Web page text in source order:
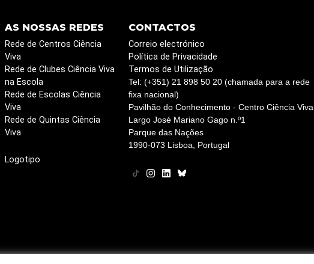
AS NOSSAS REDES
Rede de Centros Ciência
Viva
Rede de Clubes Ciência Viva
na Escola
Rede de Escolas Ciência
Viva
Rede de Quintas Ciência
Viva
Logotipo
CONTACTOS
Correio electrónico
Política de Privacidade
Termos de Utilização
Tel: (+351) 21 898 50 20 (chamada para a rede
fixa nacional)
Pavilhão do Conhecimento - Centro Ciência Viva
Largo José Mariano Gago n.º1
Parque das Nações
1990-073 Lisboa, Portugal